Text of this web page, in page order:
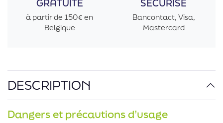
DESCRIPTION
Dangers et précautions d’usage
GRATUITE
à partir de 150€ en
Belgique
SÉCURISÉ
Bancontact, Visa,
Mastercard